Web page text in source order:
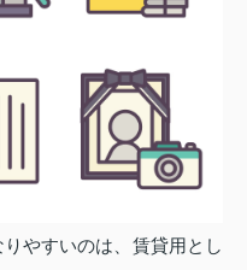
やすいのは、賃貸用とし